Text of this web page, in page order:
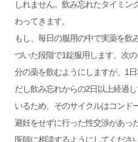
しれません。飲み忘れたタイミン
わってきます。
もし、毎日の服用の中で実薬を飲
づいた段階で1錠服用します。次
分の薬を飲むようにしますが、1
だし飲み忘れからの2日以上経過
いるため、そのサイクルはコンド
避妊をせずに行った性交渉があっ
医師に相談するようにしてください